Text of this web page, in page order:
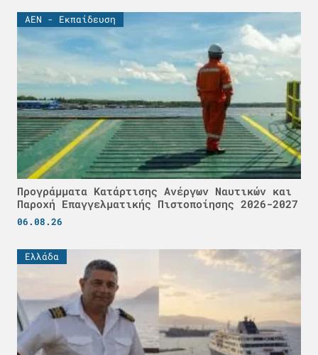
ΑΕΝ - Εκπαίδευση
Προγράμματα Κατάρτισης Ανέργων Ναυτικών και
Παροχή Επαγγελματικής Πιστοποίησης 2026-2027
06.08.26
Ελλάδα